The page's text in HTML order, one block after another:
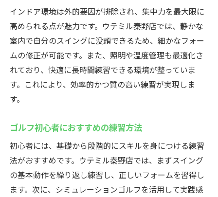
インドア環境は外的要因が排除され、集中力を最大限に
高められる点が魅力です。ウテミル秦野店では、静かな
室内で自分のスイングに没頭できるため、細かなフォー
ムの修正が可能です。また、照明や温度管理も最適化さ
れており、快適に長時間練習できる環境が整っていま
す。これにより、効率的かつ質の高い練習が実現しま
す。
ゴルフ初心者におすすめの練習方法
初心者には、基礎から段階的にスキルを身につける練習
法がおすすめです。ウテミル秦野店では、まずスイング
の基本動作を繰り返し練習し、正しいフォームを習得し
ます。次に、シミュレーションゴルフを活用して実践感